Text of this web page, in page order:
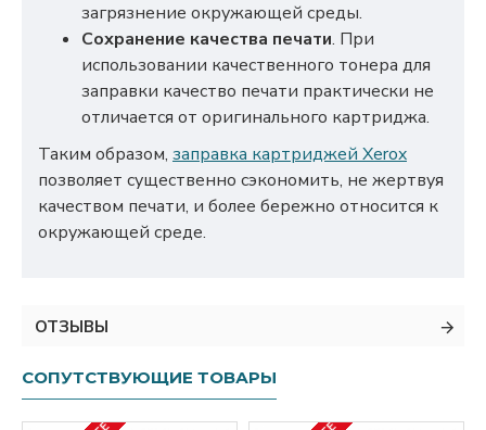
загрязнение окружающей среды.
Сохранение качества печати. При
использовании качественного тонера для
заправки качество печати практически не
отличается от оригинального картриджа.
Таким образом, заправка картриджей Xerox
позволяет существенно сэкономить, не жертвуя
качеством печати, и более бережно относится к
окружающей среде.
ОТЗЫВЫ
СОПУТСТВУЮЩИЕ ТОВАРЫ